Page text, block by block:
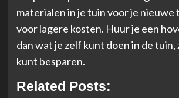
materialen in je tuin voor je nieuwe
voor lagere kosten. Huur je een
dan wat je zelf kunt doen in de tuin,
kunt besparen.
Related Posts: